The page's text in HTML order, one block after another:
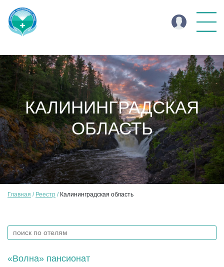
КАЛИНИНГРАДСКАЯ
ОБЛАСТЬ
Главная Реестр Калининградская область
«Волна» пансионат